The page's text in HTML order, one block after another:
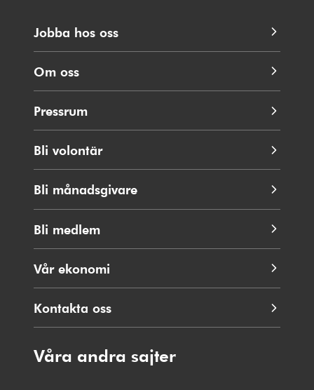
Jobba hos oss
Om oss
Pressrum
Bli volontär
Bli månadsgivare
Bli medlem
Vår ekonomi
Kontakta oss
Våra andra sajter